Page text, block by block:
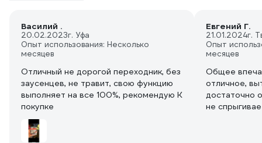
Василий .
20.02.2023г. Уфа
Опыт использования: Несколько
месяцев
Отличный не дорогой переходник, без
заусенцев, не травит, свою функцию
выполняет на все 100%, рекомендую К
покупке
Евгений Г.
21.01.2024г.
Опыт
месяцев
Общее
отличное,
достаточно
не